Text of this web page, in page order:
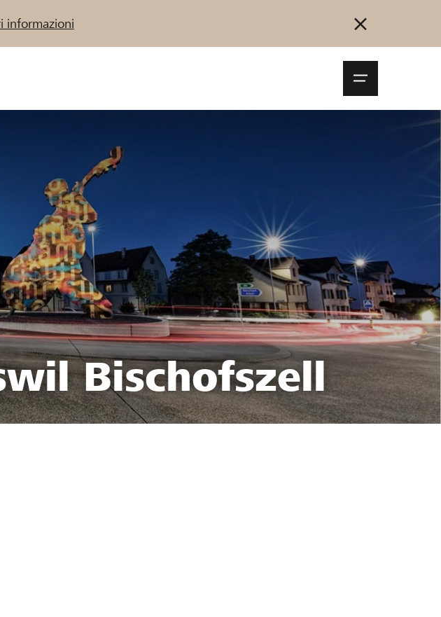
informazioni
Bischofszell